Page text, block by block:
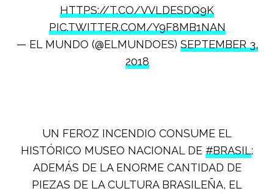
HTTPS://T.CO/VVLDESDQ9K
PIC.TWITTER.COM/Y9F8MB1NAN
— EL MUNDO (@ELMUNDOES) SEPTEMBER 3,
2018
UN FEROZ INCENDIO CONSUME EL
HISTÓRICO MUSEO NACIONAL DE #BRASIL:
ADEMÁS DE LA ENORME CANTIDAD DE
PIEZAS DE LA CULTURA BRASILEÑA, EL